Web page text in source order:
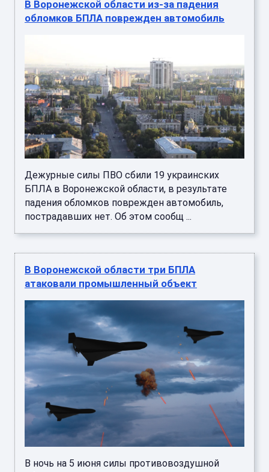
Дежурные силы ПВО сбили 19 украинских
БПЛА в Воронежской области, в результате
падения обломков поврежден автомобиль,
пострадавших нет. Об этом сообщ ...
В ночь на 5 июня силы противовоздушной
обороны отразили атаку на Воронежскую
область. Дежурные средства ПВО засекли и
уничтожили три беспилотных лета ...